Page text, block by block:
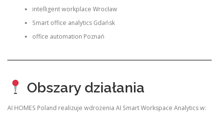
intelligent workplace Wrocław
Smart office analytics Gdańsk
office automation Poznań
Obszary działania
AI HOMES Poland realizuje wdrożenia AI Smart Workspace Analytics w: